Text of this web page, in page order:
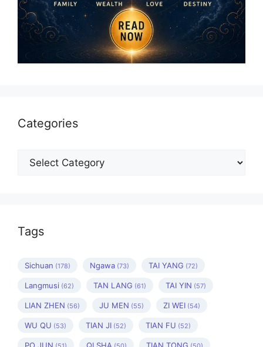
Categories
Categories
Tags
Sichuan (178) Ngawa (73) TAI YANG (72)
Langmusi (62) TAN LANG (61) TAI YIN (57)
LIAN ZHEN (56) JU MEN (55) ZI WEI (54)
WU QU (53) TIAN JI (52) TIAN FU (52)